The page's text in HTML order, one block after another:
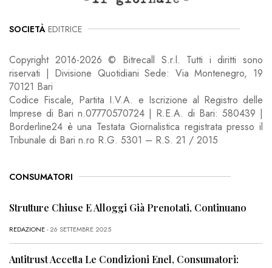
SOCIETÀ EDITRICE
Copyright 2016-2026 © Bitrecall S.r.l. Tutti i diritti sono
riservati | Divisione Quotidiani Sede: Via Montenegro, 19
70121 Bari
Codice Fiscale, Partita I.V.A. e Iscrizione al Registro delle
Imprese di Bari n.07770570724 | R.E.A. di Bari: 580439 |
Borderline24 è una Testata Giornalistica registrata presso il
Tribunale di Bari n.ro R.G. 5301 – R.S. 21 / 2015
CONSUMATORI
Strutture Chiuse E Alloggi Già Prenotati, Continuano
REDAZIONE- 26 SETTEMBRE 2025
Antitrust Accetta Le Condizioni Enel, Consumatori: